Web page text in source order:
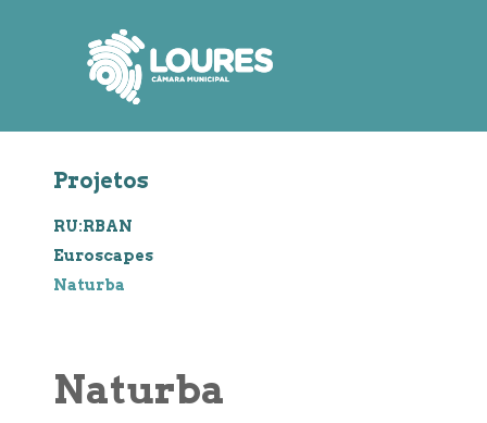
Projetos
RU:RBAN
Euroscapes
Naturba
Naturba